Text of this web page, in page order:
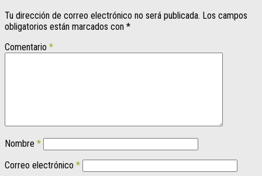
Tu dirección de correo electrónico no será publicada. Los campos
obligatorios están marcados con *
Comentario *
Nombre *
Correo electrónico *